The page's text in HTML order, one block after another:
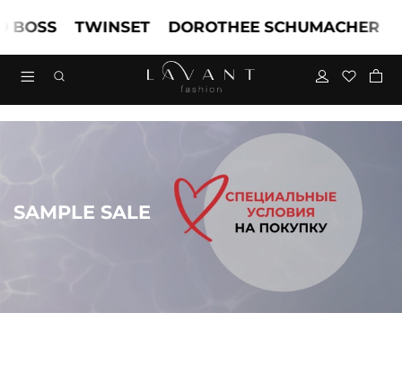
TWINSET DOROTHEE SCHUMACHER
SAMPLE SALE